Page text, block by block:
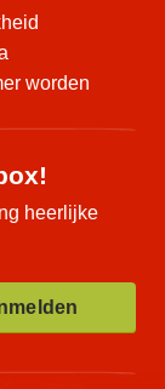
worden
heerlijke